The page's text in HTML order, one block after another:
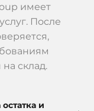
имеет
После
склад.
и